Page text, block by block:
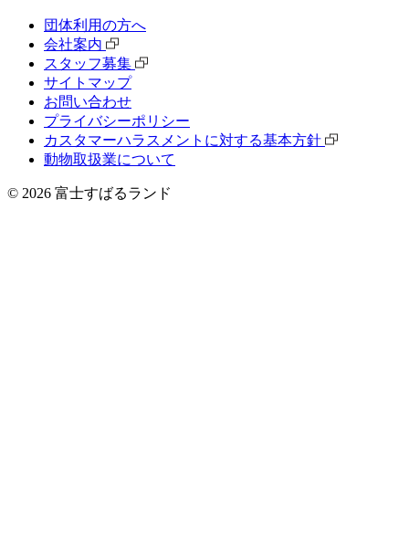
団体利⽤の⽅へ
会社案内
スタッフ募集
サイトマップ
お問い合わせ
プライバシーポリシー
カスタマーハラスメントに対する基本方針
動物取扱業について
© 2026 富士すばるランド